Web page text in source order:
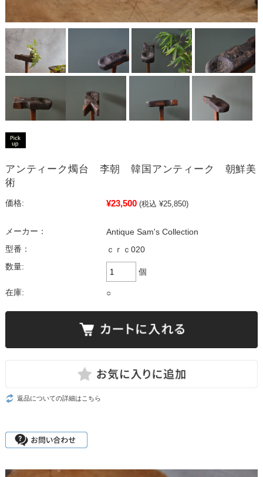
アンティーク燭台 李朝 韓国アンティーク 朝鮮美
術
価格: ¥23,500 (税込 ¥25,850)
メーカー：
Antique Sam's Collection
型番：
ｃｒｃ020
数量:
個
在庫: ○
返品についての詳細はこちら